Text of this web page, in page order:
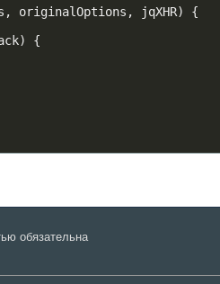
, originalOptions , jqXHR)
{
)
{
обязательна